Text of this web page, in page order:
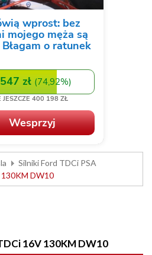
Silniki Ford TDCi PSA
130KM DW10
16V 130KM DW10